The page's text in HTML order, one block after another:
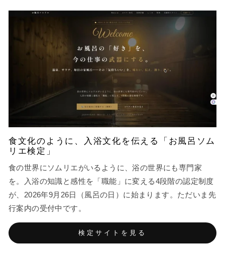
食文化のように、入浴文化を伝える「お風呂ソム
リエ検定」
食の世界にソムリエがいるように、浴の世界にも専門家
を。入浴の知識と感性を「職能」に変える4段階の認定制度
が、2026年9月26日（風呂の日）に始まります。ただいま先
行案内の受付中です。
検定サイトを見る